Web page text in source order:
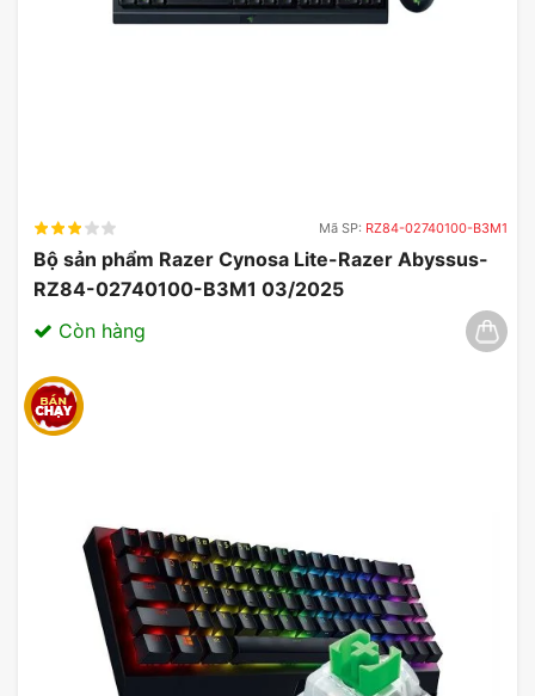
phía trước của loa Edifier R19BT được thiết kế
dạng bầu dục để dải âm bass được tinh chỉnh một
cách chủ động và tạo ra chất lượng âm thanh
trầm, có chiều sâu hơn.
Phù hợp với mọi không gian
Mã SP: RZ84-02740100-B3M1
Bộ sản phẩm Razer Cynosa Lite-Razer Abyssus-
RZ84-02740100-B3M1 03/2025
Còn hàng